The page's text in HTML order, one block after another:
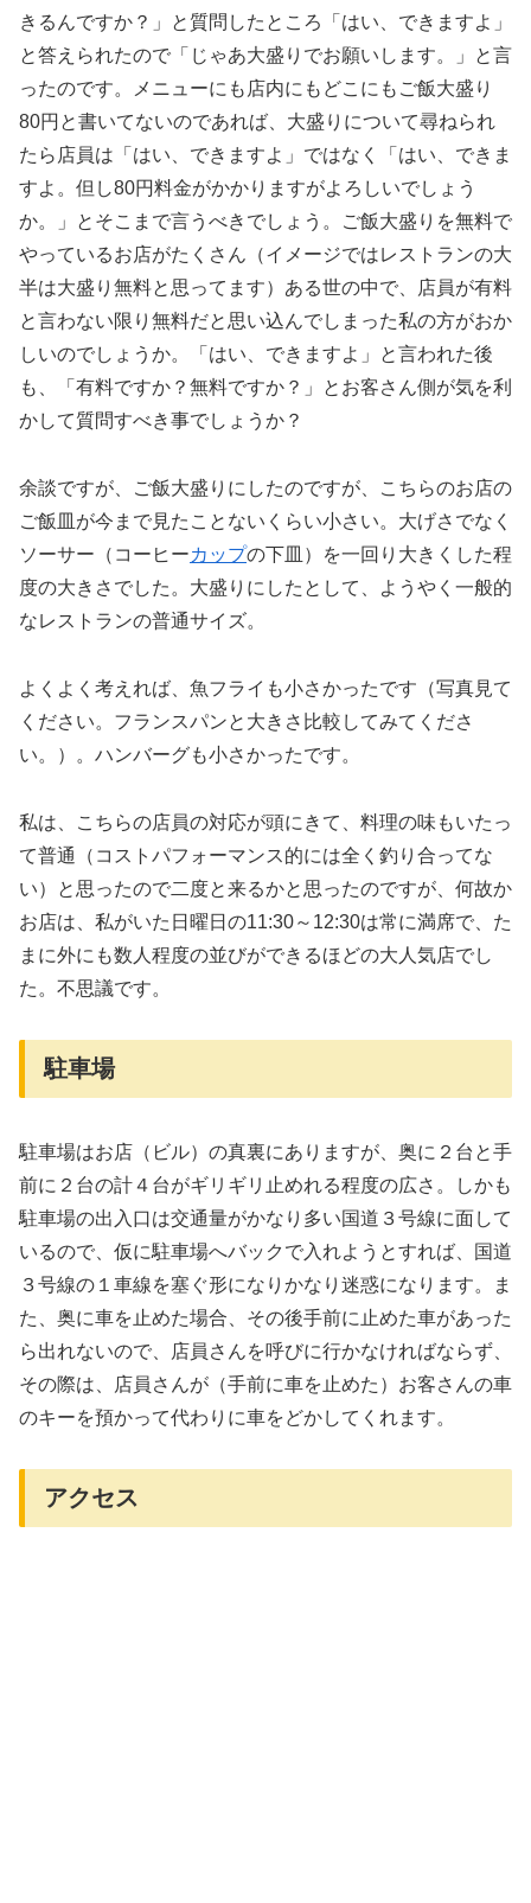
きるんですか？」と質問したところ「はい、できますよ」
と答えられたので「じゃあ大盛りでお願いします。」と言
ったのです。メニューにも店内にもどこにもご飯大盛り
80円と書いてないのであれば、大盛りについて尋ねられ
たら店員は「はい、できますよ」ではなく「はい、できま
すよ。但し80円料金がかかりますがよろしいでしょう
か。」とそこまで言うべきでしょう。ご飯大盛りを無料で
やっているお店がたくさん（イメージではレストランの大
半は大盛り無料と思ってます）ある世の中で、店員が有料
と言わない限り無料だと思い込んでしまった私の方がおか
しいのでしょうか。「はい、できますよ」と言われた後
も、「有料ですか？無料ですか？」とお客さん側が気を利
かして質問すべき事でしょうか？
余談ですが、ご飯大盛りにしたのですが、こちらのお店の
ご飯皿が今まで見たことないくらい小さい。大げさでなく
ソーサー（コーヒーカップの下皿）を一回り大きくした程
度の大きさでした。大盛りにしたとして、ようやく一般的
なレストランの普通サイズ。
よくよく考えれば、魚フライも小さかったです（写真見て
ください。フランスパンと大きさ比較してみてくださ
い。）。ハンバーグも小さかったです。
私は、こちらの店員の対応が頭にきて、料理の味もいたっ
て普通（コストパフォーマンス的には全く釣り合ってな
い）と思ったので二度と来るかと思ったのですが、何故か
お店は、私がいた日曜日の11:30～12:30は常に満席で、た
まに外にも数人程度の並びができるほどの大人気店でし
た。不思議です。
駐車場
駐車場はお店（ビル）の真裏にありますが、奥に２台と手
前に２台の計４台がギリギリ止めれる程度の広さ。しかも
駐車場の出入口は交通量がかなり多い国道３号線に面して
いるので、仮に駐車場へバックで入れようとすれば、国道
３号線の１車線を塞ぐ形になりかなり迷惑になります。ま
た、奥に車を止めた場合、その後手前に止めた車があった
ら出れないので、店員さんを呼びに行かなければならず、
その際は、店員さんが（手前に車を止めた）お客さんの車
のキーを預かって代わりに車をどかしてくれます。
アクセス